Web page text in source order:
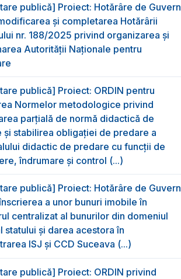
publică] Proiect: Hotărâre de Guvern
și completarea Hotărârii
nr. 188/2025 privind organizarea şi
Autorităţii Naţionale pentru
publică] Proiect: ORDIN pentru
Normelor metodologice privind
parțială de normă didactică de
şi stabilirea obligaţiei de predare a
didactic de predare cu funcții de
îndrumare și control (...)
publică] Proiect: Hotărâre de Guvern
a unor bunuri imobile în
centralizat al bunurilor din domeniul
statului și darea acestora în
ISJ și CCD Suceava (...)
publică] Proiect: ORDIN privind